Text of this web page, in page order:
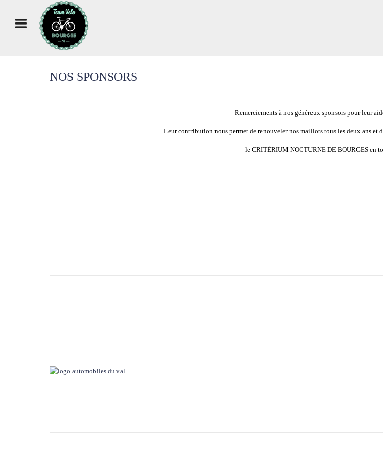
NOS SPONSORS
Remerciements à nos généreux sponsors pour leur
​Leur contribution nous permet de renouveler nos maillots tous les deux ans et
le CRITÉRIUM NOCTURNE DE BOURGES en